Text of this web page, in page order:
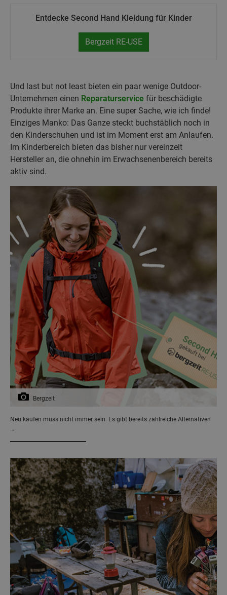
Entdecke Second Hand Kleidung für Kinder
Bergzeit RE-USE
Und last but not least bieten ein paar wenige Outdoor-
Unternehmen einen Reparaturservice für beschädigte
Produkte ihrer Marke an. Eine super Sache, wie ich finde!
Einziges Manko: Das Ganze steckt buchstäblich noch in
den Kinderschuhen und ist im Moment erst am Anlaufen.
Im Kinderbereich bieten das bisher nur vereinzelt
Hersteller an, die ohnehin im Erwachsenenbereich bereits
aktiv sind.
Bergzeit
Neu kaufen muss nicht immer sein. Es gibt bereits zahlreiche Alternativen